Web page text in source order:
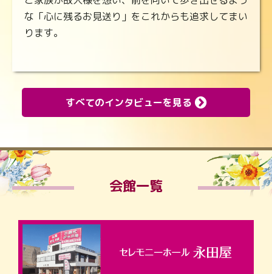
な「心に残るお見送り」をこれからも追求してまい
ります。
すべてのインタビューを見る
会館一覧